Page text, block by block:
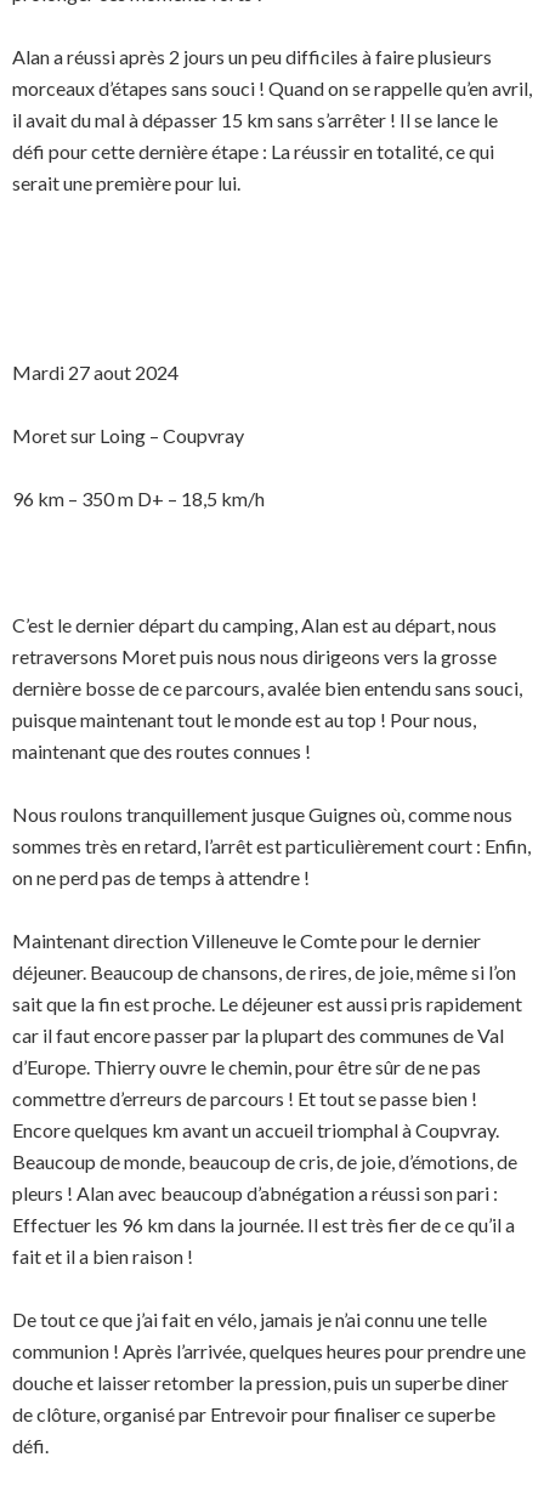
Alan a réussi après 2 jours un peu difficiles à faire plusieurs
morceaux d’étapes sans souci ! Quand on se rappelle qu’en avril,
il avait du mal à dépasser 15 km sans s’arrêter ! Il se lance le
défi pour cette dernière étape : La réussir en totalité, ce qui
serait une première pour lui.
Mardi 27 aout 2024
Moret sur Loing – Coupvray
96 km – 350 m D+ – 18,5 km/h
C’est le dernier départ du camping, Alan est au départ, nous
retraversons Moret puis nous nous dirigeons vers la grosse
dernière bosse de ce parcours, avalée bien entendu sans souci,
puisque maintenant tout le monde est au top ! Pour nous,
maintenant que des routes connues !
Nous roulons tranquillement jusque Guignes où, comme nous
sommes très en retard, l’arrêt est particulièrement court : Enfin,
on ne perd pas de temps à attendre !
Maintenant direction Villeneuve le Comte pour le dernier
déjeuner. Beaucoup de chansons, de rires, de joie, même si l’on
sait que la fin est proche. Le déjeuner est aussi pris rapidement
car il faut encore passer par la plupart des communes de Val
d’Europe. Thierry ouvre le chemin, pour être sûr de ne pas
commettre d’erreurs de parcours ! Et tout se passe bien !
Encore quelques km avant un accueil triomphal à Coupvray.
Beaucoup de monde, beaucoup de cris, de joie, d’émotions, de
pleurs ! Alan avec beaucoup d’abnégation a réussi son pari :
Effectuer les 96 km dans la journée. Il est très fier de ce qu’il a
fait et il a bien raison !
De tout ce que j’ai fait en vélo, jamais je n’ai connu une telle
communion ! Après l’arrivée, quelques heures pour prendre une
douche et laisser retomber la pression, puis un superbe diner
de clôture, organisé par Entrevoir pour finaliser ce superbe
défi.